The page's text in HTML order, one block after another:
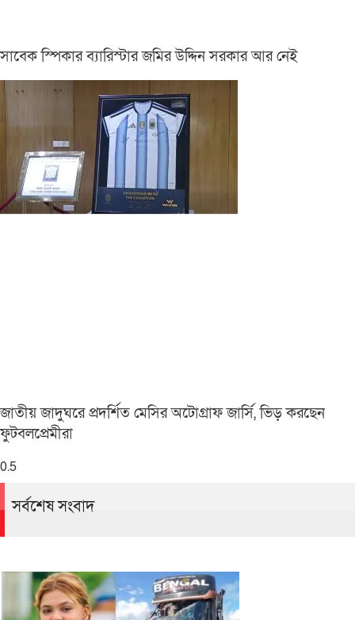
সাবেক স্পিকার ব্যারিস্টার জমির উদ্দিন সরকার আর নেই
জাতীয় জাদুঘরে প্রদর্শিত মেসির অটোগ্রাফ জার্সি, ভিড় করছেন
ফুটবলপ্রেমীরা
সর্বশেষ সংবাদ